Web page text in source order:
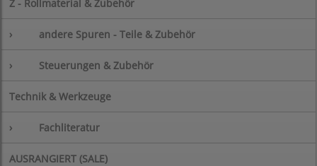
Z - Rollmaterial & Zubehör
› andere Spuren - Teile & Zubehör
› Steuerungen & Zubehör
Technik & Werkzeuge
› Fachliteratur
AUSRANGIERT (SALE)